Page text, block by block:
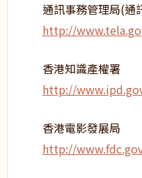
通訊事務管理局(通
http://
香港知識產權署
http://
香港電影發展局
http://